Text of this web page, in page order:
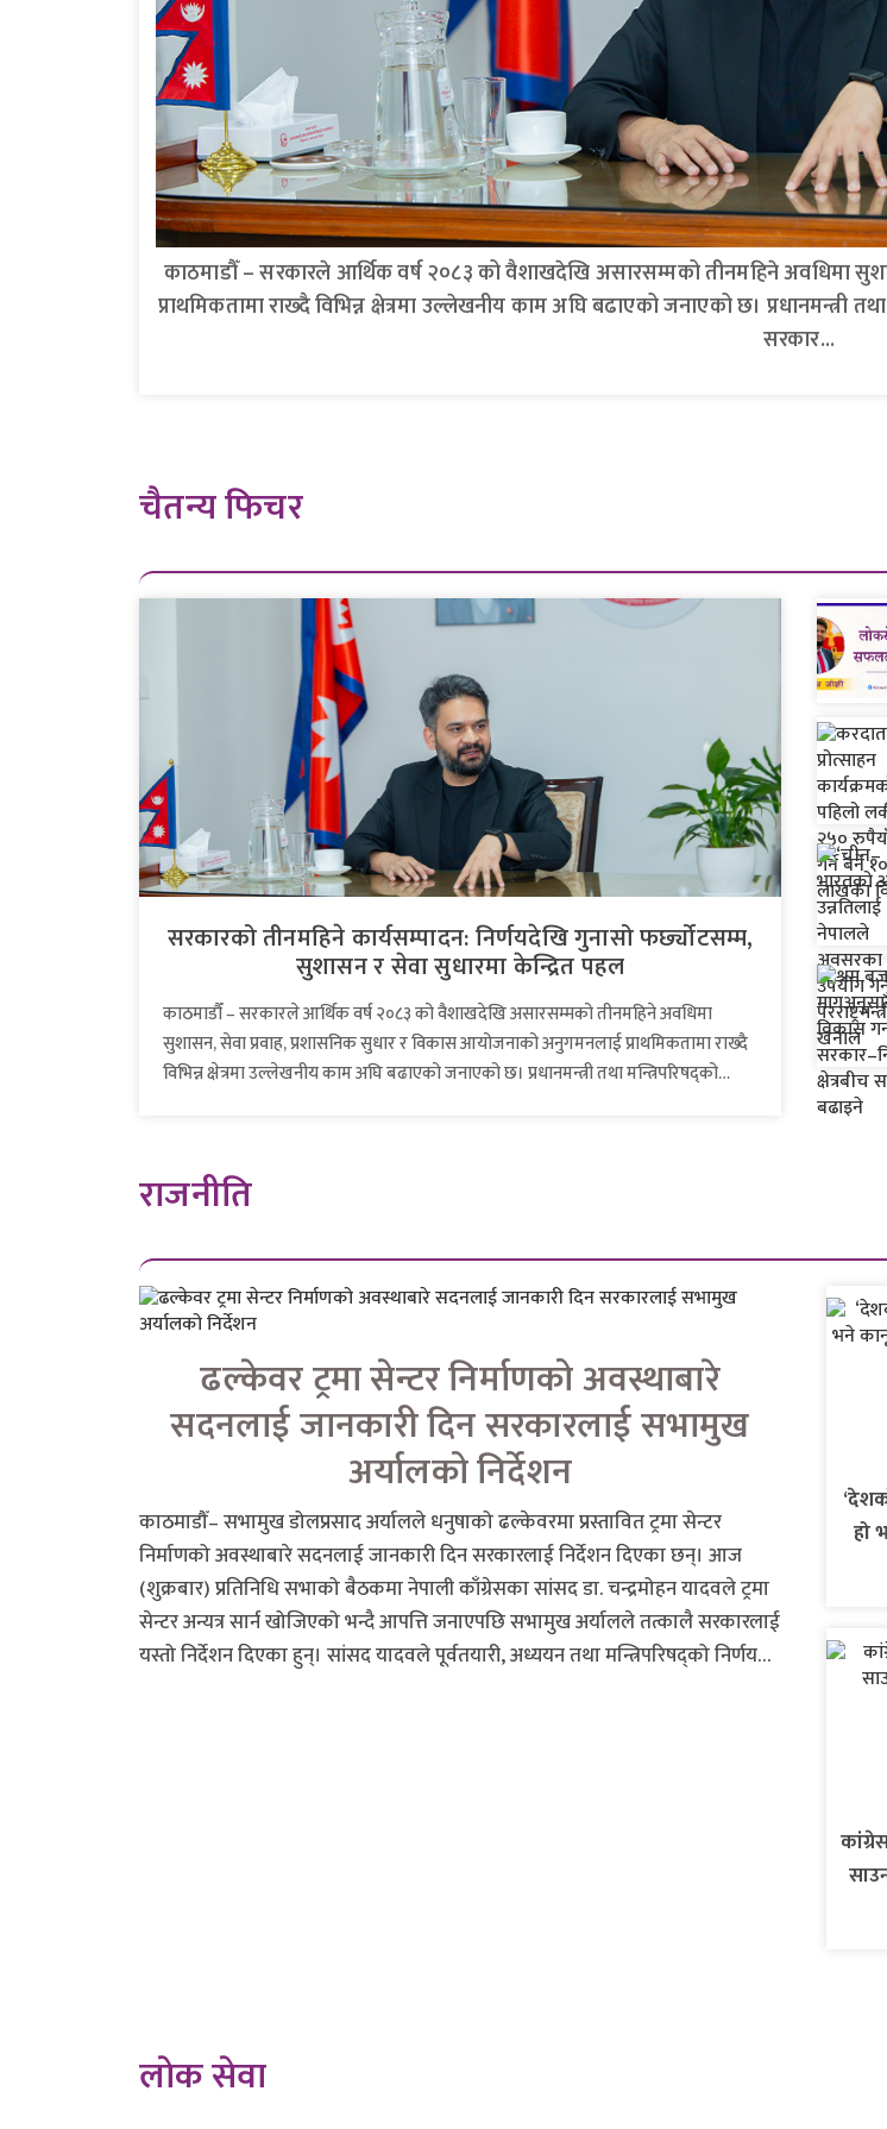
काठमाडौँ – सरकारले आर्थिक वर्ष २०८३ को वैशाखदेखि असारसम्मको तीनमहिने अवधिमा
प्राथमिकतामा राख्दै विभिन्न क्षेत्रमा उल्लेखनीय काम अघि बढाएको जनाएको छ। प्रधानमन्त्री
सरकार...
चैतन्य फिचर
सरकारको तीनमहिने कार्यसम्पादन: निर्णयदेखि गुनासो फर्छ्योटसम्म,
सुशासन र सेवा सुधारमा केन्द्रित पहल
काठमाडौँ – सरकारले आर्थिक वर्ष २०८३ को वैशाखदेखि असारसम्मको तीनमहिने अवधिमा
सुशासन, सेवा प्रवाह, प्रशासनिक सुधार र विकास आयोजनाको अनुगमनलाई प्राथमिकतामा राख्दै
विभिन्न क्षेत्रमा उल्लेखनीय काम अघि बढाएको जनाएको छ। प्रधानमन्त्री तथा मन्त्रिपरिषद्को
राजनीति
ढल्केवर ट्रमा सेन्टर निर्माणको अवस्थाबारे
सदनलाई जानकारी दिन सरकारलाई सभामुख
अर्यालको निर्देशन
काठमाडौँ– सभामुख डोलप्रसाद अर्यालले धनुषाको ढल्केवरमा प्रस्तावित ट्रमा सेन्टर
निर्माणको अवस्थाबारे सदनलाई जानकारी दिन सरकारलाई निर्देशन दिएका छन्। आज
(शुक्रबार) प्रतिनिधि सभाको बैठकमा नेपाली काँग्रेसका सांसद डा. चन्द्रमोहन यादवले ट्रमा
सेन्टर अन्यत्र सार्न खोजिएको भन्दै आपत्ति जनाएपछि सभामुख अर्यालले तत्कालै सरकारलाई
यस्तो निर्देशन दिएका हुन्। सांसद यादवले पूर्वतयारी, अध्ययन तथा मन्त्रिपरिषद्को निर्णय
हो
लाेक सेवा